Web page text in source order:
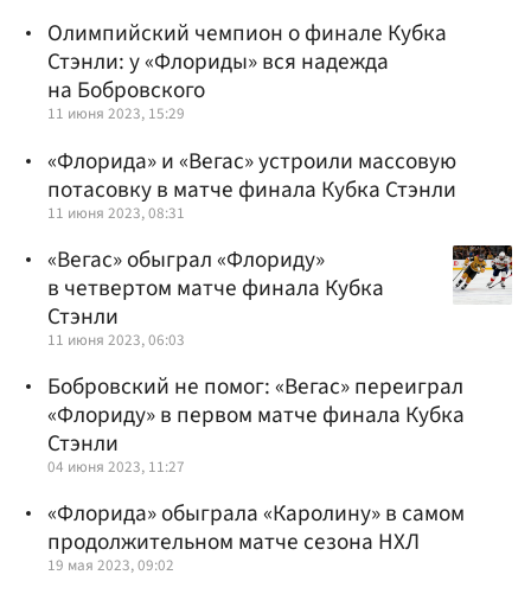
Олимпийский чемпион о финале Кубка
Стэнли: у «Флориды» вся надежда
на Бобровского
11 июня 2023, 15:29
«Флорида» и «Вегас» устроили массовую
потасовку в матче финала Кубка Стэнли
11 июня 2023, 08:31
«Вегас» обыграл «Флориду»
в четвертом матче финала Кубка
Стэнли
11 июня 2023, 06:03
Бобровский не помог: «Вегас» переиграл
«Флориду» в первом матче финала Кубка
Стэнли
04 июня 2023, 11:27
«Флорида» обыграла «Каролину» в самом
продолжительном матче сезона НХЛ
19 мая 2023, 09:02